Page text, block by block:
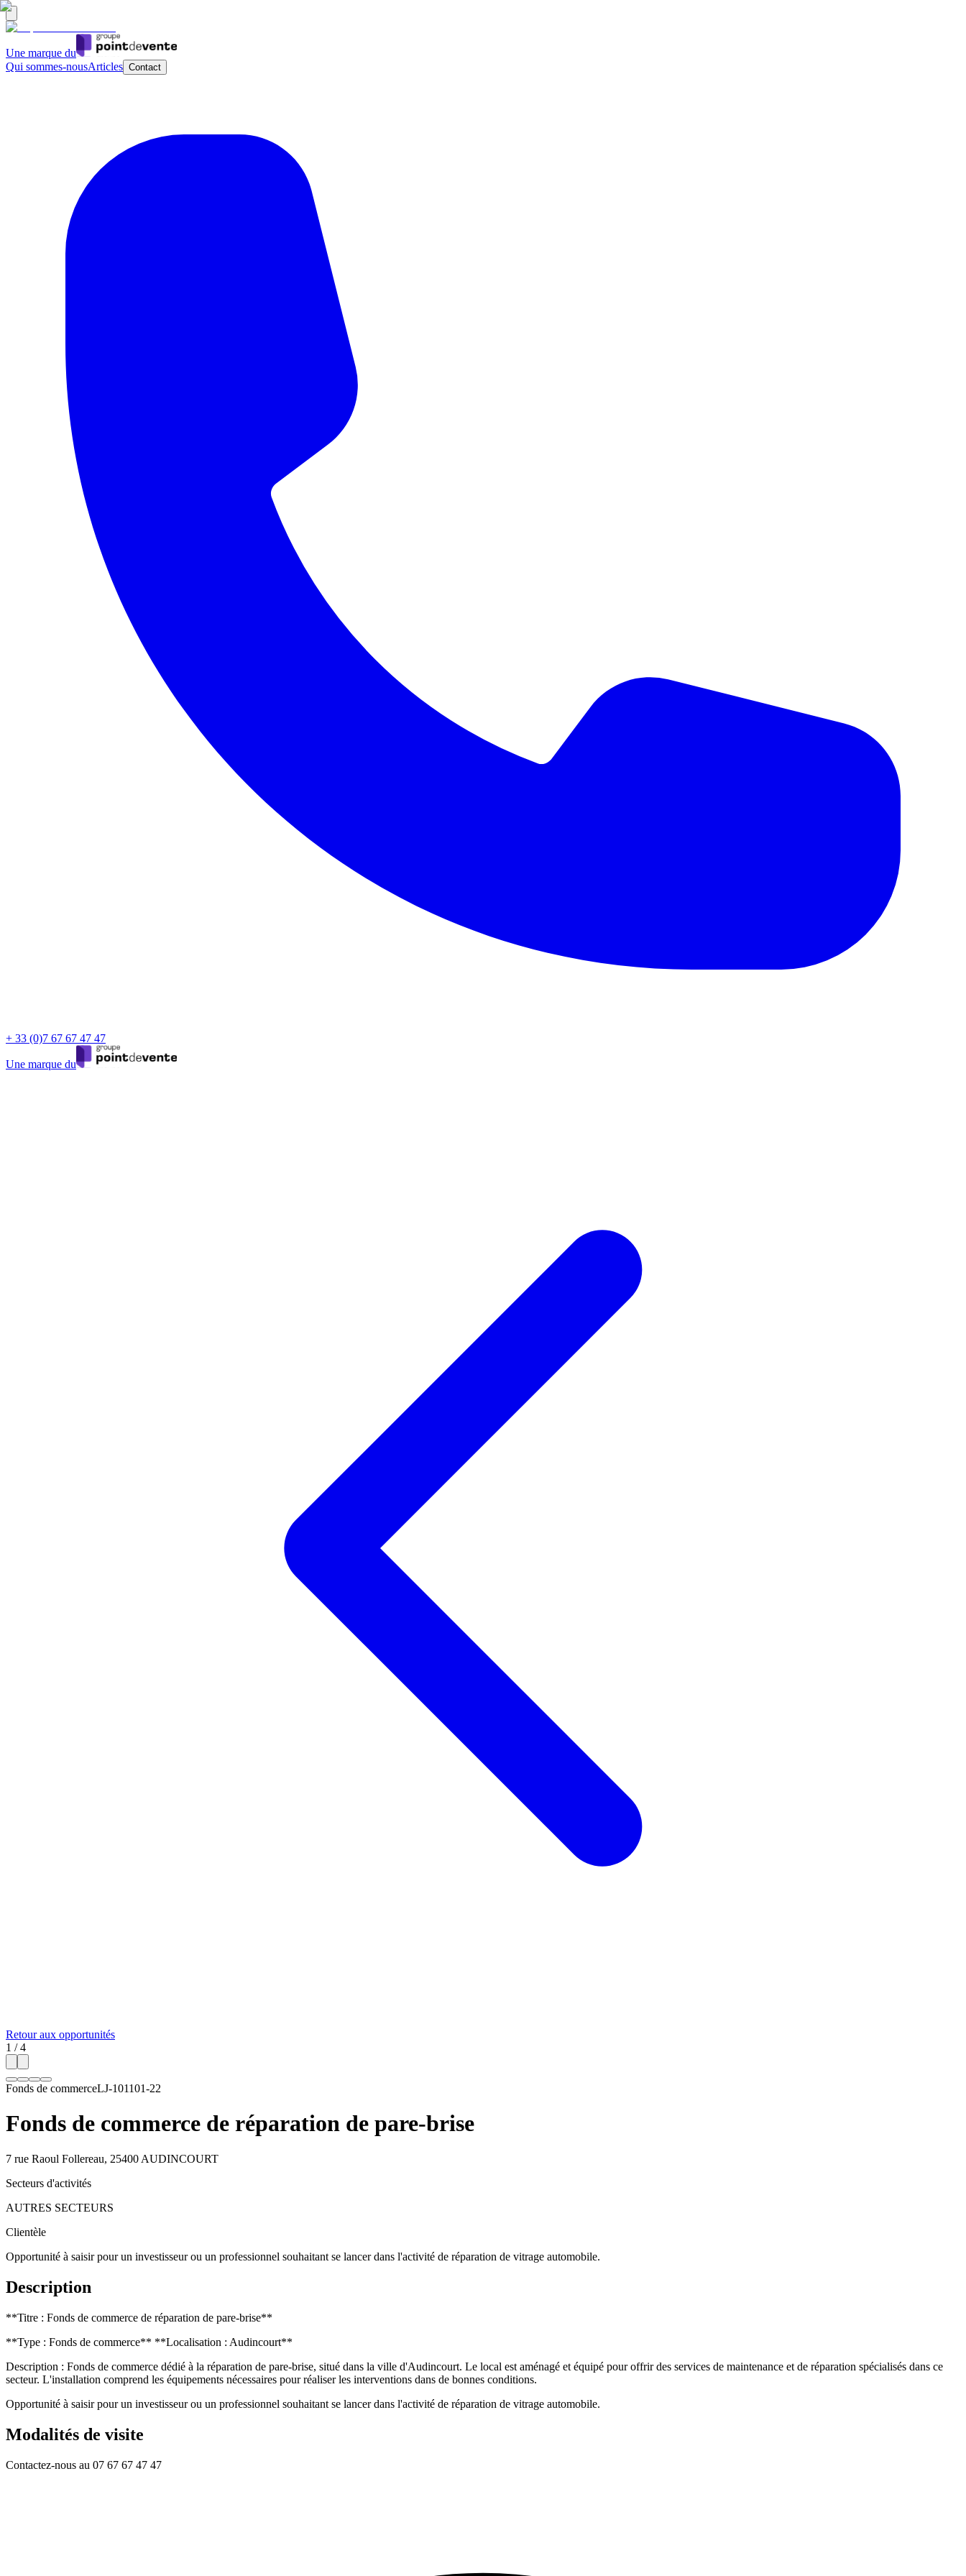
Une marque du
Qui sommes-nousArticles Contact
+ 33 (0)7 67 67 47 47
Une marque du
Retour aux opportunités
1 /4
Fonds de commerceLJ-101101-22
Fonds de commerce de réparation de pare-brise
7 rue Raoul Follereau, 25400 AUDINCOURT
Secteurs d'activités
AUTRES SECTEURS
Clientèle
Opportunité à saisir pour un investisseur ou un professionnel souhaitant se lancer dans l'activité de réparation de vitrage automobile.
Description
**Titre : Fonds de commerce de réparation de pare-brise**
**Type : Fonds de commerce** **Localisation : Audincourt**
Description : Fonds de commerce dédié à la réparation de pare-brise, situé dans la ville d'Audincourt. Le local est aménagé et équipé pour offrir des services de maintenance et de réparation spécialisés dans ce
secteur. L'installation comprend les équipements nécessaires pour réaliser les interventions dans de bonnes conditions.
Opportunité à saisir pour un investisseur ou un professionnel souhaitant se lancer dans l'activité de réparation de vitrage automobile.
Modalités de visite
Contactez-nous au 07 67 67 47 47